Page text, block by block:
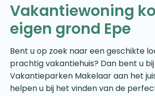
Vakantiewoning
eigen grond Epe
Bent u op zoek naar een geschikte
prachtig vakantiehuis? Dan bent u bij
Vakantieparken Makelaar aan het
helpen u bij het vinden van de